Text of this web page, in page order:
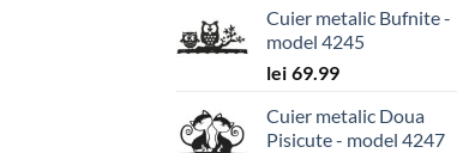
Cuier metalic Bufnite -
model 4245
lei 69.99
Cuier metalic Doua
Pisicute - model 4247